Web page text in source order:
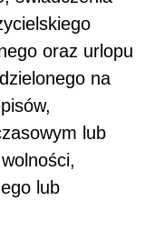
oraz urlopu
na
lub
lub